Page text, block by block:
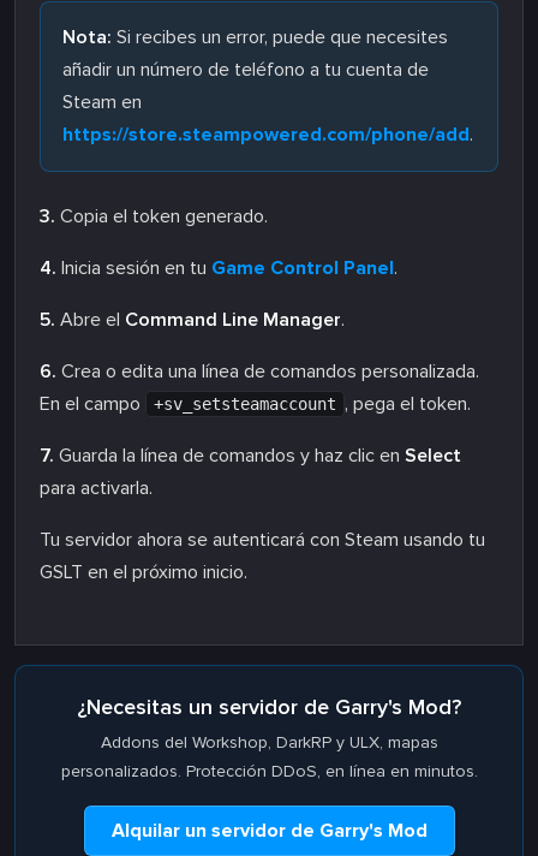
Nota: Si recibes un error, puede que necesites
añadir un número de teléfono a tu cuenta de
Steam en
https://store.steampowered.com/phone/add.
3. Copia el token generado.
4. Inicia sesión en tu Game Control Panel.
5. Abre el Command Line Manager.
6. Crea o edita una línea de comandos personalizada.
En el campo
+sv_setsteamaccount , pega el token.
7. Guarda la línea de comandos y haz clic en Select
para activarla.
Tu servidor ahora se autenticará con Steam usando tu
GSLT en el próximo inicio.
¿Necesitas un servidor de Garry's Mod?
Addons del Workshop, DarkRP y ULX, mapas
personalizados. Protección DDoS, en línea en minutos.
Alquilar un servidor de Garry's Mod